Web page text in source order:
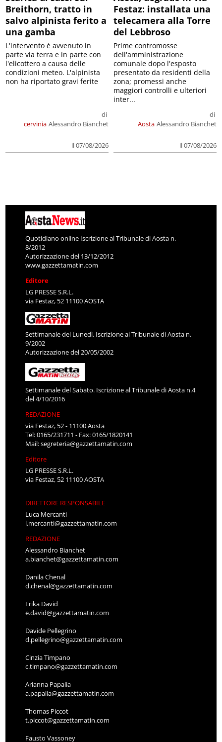
Breithorn, tratto in
salvo alpinista ferito a
una gamba
cervinia
di
Alessandro Bianchet
il 07/08/2026
L'intervento è avvenuto in
parte via terra e in parte con
l'elicottero a causa delle
condizioni meteo. L'alpinista
non ha riportato gravi ferite
Festaz: installata una
telecamera alla Torre
del Lebbroso
Aosta
di
Alessandro Bianchet
il 07/08/2026
Prime contromosse
dell'amministrazione
comunale dopo l'esposto
presentato da residenti della
zona; promessi anche
maggiori controlli e ulteriori
inter...
Quotidiano online Iscrizione al Tribunale di Aosta n.
8/2012
Autorizzazione del 13/12/2012
www.gazzettamatin.com
Editore
LG PRESSE S.R.L.
via Festaz, 52 11100 AOSTA
Settimanale del Lunedì. Iscrizione al Tribunale di Aosta n.
9/2002
Autorizzazione del 20/05/2002
Settimanale del Sabato. Iscrizione al Tribunale di Aosta n.4
del 4/10/2016
REDAZIONE
via Festaz, 52 - 11100 Aosta
Tel: 0165/231711 - Fax: 0165/1820141
Mail:segreteria@gazzettamatin.com
Editore
LG PRESSE S.R.L.
via Festaz, 52 11100 AOSTA
DIRETTORE RESPONSABILE
Luca Mercanti
l.mercanti@gazzettamatin.com
REDAZIONE
Alessandro Bianchet
a.bianchet@gazzettamatin.com
Danila Chenal
d.chenal@gazzettamatin.com
Erika David
e.david@gazzettamatin.com
Davide Pellegrino
d.pellegrino@gazzettamatin.com
Cinzia Timpano
c.timpano@gazzettamatin.com
Arianna Papalia
a.papalia@gazzettamatin.com
Thomas Piccot
t.piccot@gazzettamatin.com
Fausto Vassoney